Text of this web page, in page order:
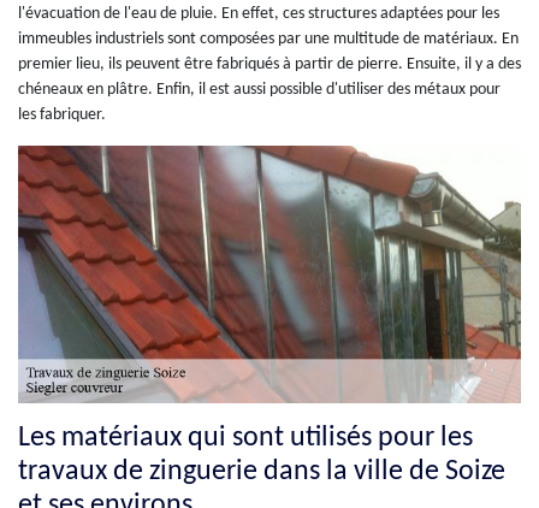
l'évacuation de l'eau de pluie. En effet, ces structures adaptées pour les
immeubles industriels sont composées par une multitude de matériaux. En
premier lieu, ils peuvent être fabriqués à partir de pierre. Ensuite, il y a des
chéneaux en plâtre. Enfin, il est aussi possible d'utiliser des métaux pour
les fabriquer.
Les matériaux qui sont utilisés pour les
travaux de zinguerie dans la ville de Soize